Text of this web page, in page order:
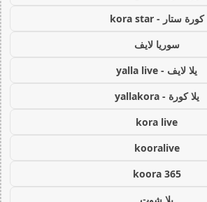
كورة ستار - kora star
سوريا لايف
يلا لايف - yalla live
يلا كورة - yallakora
kora live
kooralive
koora 365